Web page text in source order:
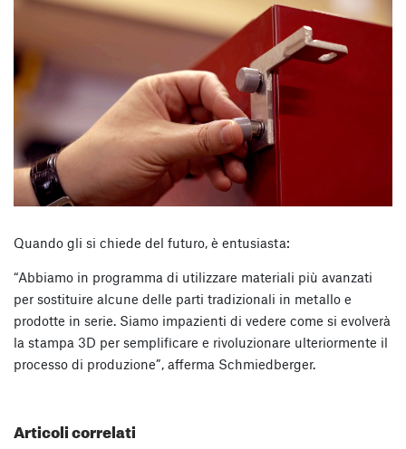
Quando gli si chiede del futuro, è entusiasta:
“Abbiamo in programma di utilizzare materiali più avanzati
per sostituire alcune delle parti tradizionali in metallo e
prodotte in serie. Siamo impazienti di vedere come si evolverà
la stampa 3D per semplificare e rivoluzionare ulteriormente il
processo di produzione”, afferma Schmiedberger.
Articoli correlati